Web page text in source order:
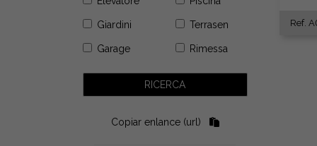
Ref.
Giardini Terrasen
Garage Rimessa
Copiar enlance (url)